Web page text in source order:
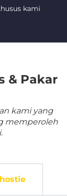
kami
& Pakar
kami yang
memperoleh